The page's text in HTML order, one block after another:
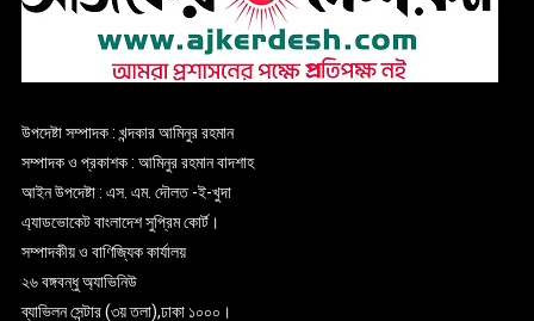
উপদেষ্টা সম্পাদক : খন্দকার আমিনুর রহমান
সম্পাদক ও প্রকাশক : আমিনুর রহমান বাদশাহ
আইন উপদেষ্টা : এস. এম. দৌলত -ই-খুদা
এ্যাডভোকেট বাংলাদেশ সুপ্রিম কোর্ট।
সম্পাদকীয় ও বাণিজ্যিক কার্যালয়
২৬ বঙ্গবন্ধু অ্যাভিনিউ
ব্যাভিলন সেন্টার (৩য় তলা),ঢাকা ১০০০।